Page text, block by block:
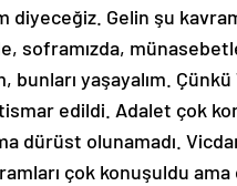
Gelin şu
soframızda,
bunları yaşayalım.
edildi. Adalet çok
dürüst olunamadı.
çok konuşuldu